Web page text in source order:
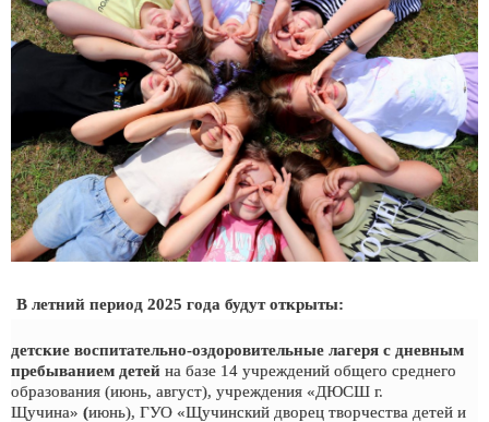
В летний период 2025 года будут открыты:
детские воспитательно-оздоровительные лагеря с дневным
пребыванием детей на базе 14 учреждений общего среднего
образования (июнь, август), учреждения «ДЮСШ г.
Щучина» (июнь), ГУО «Щучинский дворец творчества детей и